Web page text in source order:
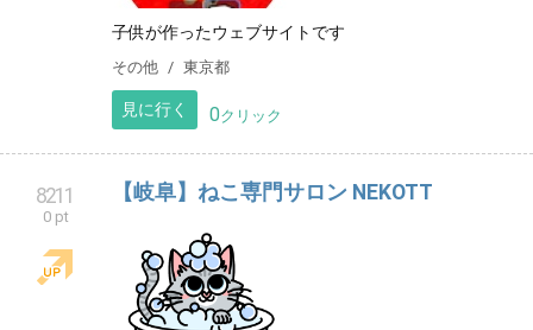
子供が作ったウェブサイトです
その他 東京都
見に行く 0クリック
8211
0 pt
【岐阜】ねこ専門サロン NEKOTT